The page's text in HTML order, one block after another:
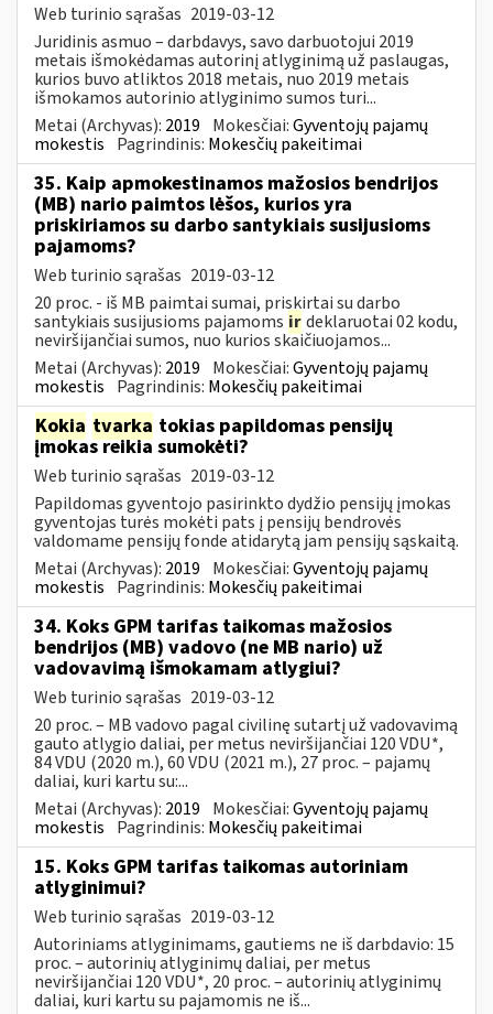
Web turinio sąrašas 2019-03-12
Juridinis asmuo – darbdavys, savo darbuotojui 2019
metais išmokėdamas autorinį atlyginimą už paslaugas,
kurios buvo atliktos 2018 metais, nuo 2019 metais
išmokamos autorinio atlyginimo sumos turi...
Metai (Archyvas): 2019 Mokesčiai:Gyventojų pajamų
mokestis Pagrindinis: Mokesčių pakeitimai
35. Kaip apmokestinamos mažosios bendrijos
(MB) nario paimtos lėšos, kurios yra
priskiriamos su darbo santykiais susijusioms
pajamoms?
Web turinio sąrašas 2019-03-12
20 proc. - iš MB paimtai sumai, priskirtai su darbo
santykiais susijusioms pajamoms irdeklaruotai 02 kodu,
neviršijančiai sumos, nuo kurios skaičiuojamos...
Metai (Archyvas): 2019 Mokesčiai:Gyventojų pajamų
mokestis Pagrindinis: Mokesčių pakeitimai
Kokia tvarka tokias papildomas pensijų
įmokas reikia sumokėti?
Web turinio sąrašas 2019-03-12
Papildomas gyventojo pasirinkto dydžio pensijų įmokas
gyventojas turės mokėti pats į pensijų bendrovės
valdomame pensijų fonde atidarytą jam pensijų sąskaitą.
Metai (Archyvas): 2019 Mokesčiai:Gyventojų pajamų
mokestis Pagrindinis: Mokesčių pakeitimai
34. Koks GPM tarifas taikomas mažosios
bendrijos (MB) vadovo (ne MB nario) už
vadovavimą išmokamam atlygiui?
Web turinio sąrašas 2019-03-12
20 proc. – MB vadovo pagal civilinę sutartį už vadovavimą
gauto atlygio daliai, per metus neviršijančiai 120 VDU*,
84 VDU (2020 m.), 60 VDU (2021 m.), 27 proc. – pajamų
daliai, kuri kartu su:...
Metai (Archyvas): 2019 Mokesčiai:Gyventojų pajamų
mokestis Pagrindinis: Mokesčių pakeitimai
15. Koks GPM tarifas taikomas autoriniam
atlyginimui?
Web turinio sąrašas 2019-03-12
Autoriniams atlyginimams, gautiems ne iš darbdavio: 15
proc. – autorinių atlyginimų daliai, per metus
neviršijančiai 120 VDU*, 20 proc. – autorinių atlyginimų
daliai, kuri kartu su pajamomis ne iš...